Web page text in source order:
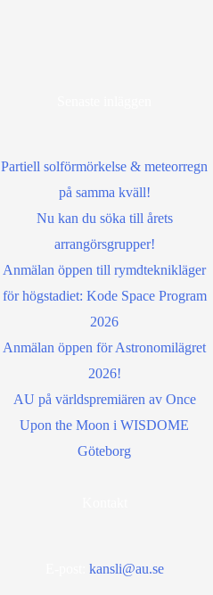
Partiell solförmörkelse & meteorregn
på samma kväll!
Nu kan du söka till årets
arrangörsgrupper!
Anmälan öppen till rymdteknikläger
för högstadiet: Kode Space Program
2026
Anmälan öppen för Astronomilägret
2026!
AU på världspremiären av Once
Upon the Moon i WISDOME
Göteborg
kansli@au.se